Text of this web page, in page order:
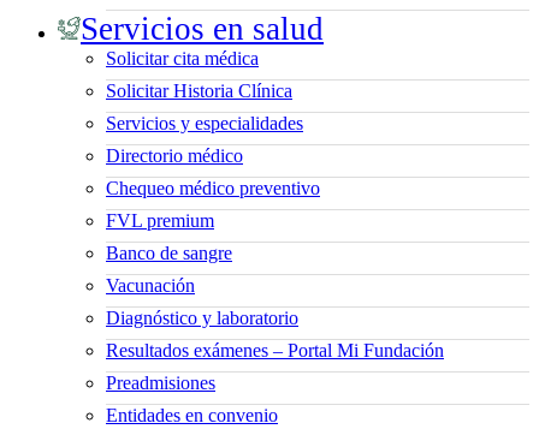
Servicios en salud
Solicitar cita médica
Solicitar Historia Clínica
Servicios y especialidades
Directorio médico
Chequeo médico preventivo
FVL premium
Banco de sangre
Vacunación
Diagnóstico y laboratorio
Resultados exámenes – Portal Mi Fundación
Preadmisiones
Entidades en convenio